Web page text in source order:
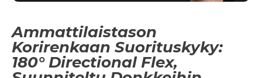
Ammattilaistason
Korirenkaan Suorituskyky:
180° Directional Flex,